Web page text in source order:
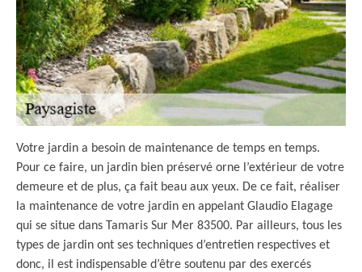
Votre jardin a besoin de maintenance de temps en temps.
Pour ce faire, un jardin bien préservé orne l’extérieur de votre
demeure et de plus, ça fait beau aux yeux. De ce fait, réaliser
la maintenance de votre jardin en appelant Glaudio Elagage
qui se situe dans Tamaris Sur Mer 83500. Par ailleurs, tous les
types de jardin ont ses techniques d’entretien respectives et
donc, il est indispensable d’être soutenu par des exercés